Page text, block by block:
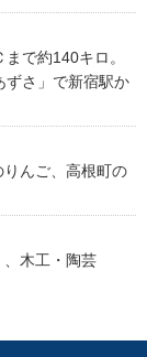
で約140キロ。
ずさ」で新宿駅か
んご、高根町の
木工・陶芸